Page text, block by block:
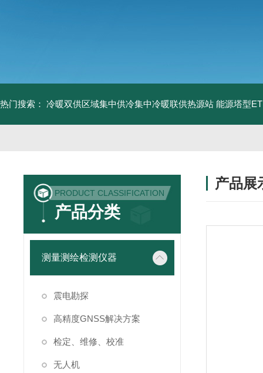
热门搜索： 冷暖双供区域集中供冷集中冷暖联供热源站 能源塔型
PRODUCT CLASSIFICATION
产品分类
测量测绘检测仪器
震电勘探
高精度GNSS解决方案
检定、维修、校准
无人机
产品展